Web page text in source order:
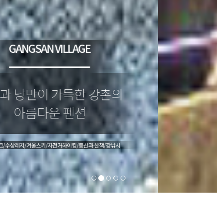
GANGSAN VILLAGE
추억과 낭만이 가득한 강촌의
아름다운 펜션
레일바이크/수상레저/겨울스키/자전거하이킹/등산과 산책/강낚시